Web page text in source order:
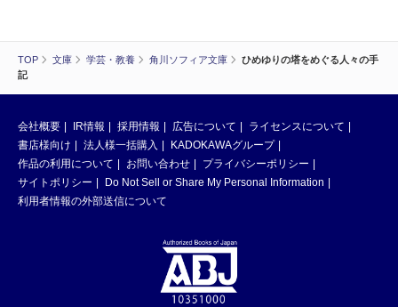
TOP 文庫 学芸・教養 角川ソフィア文庫
ひめゆりの塔をめぐる人々の手
記
会社概要 IR情報 採用情報 広告について
ライセンスについて
書店様向け
法人様一括購入
KADOKAWAグループ
作品の利用について
お問い合わせ
プライバシーポリシー
サイトポリシー
Do Not Sell or Share My Personal Information
利用者情報の外部送信について